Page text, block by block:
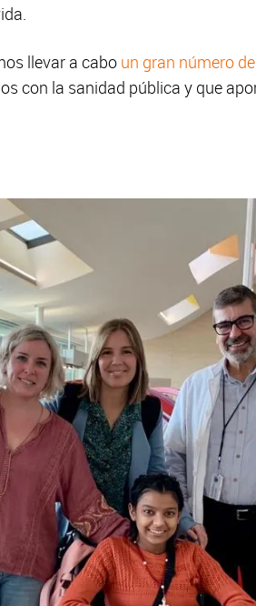
llevar a cabo un gran número
con la sanidad pública y que